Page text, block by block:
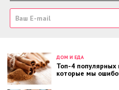
ДОМ И ЕДА
Топ-4 популярных
которые мы